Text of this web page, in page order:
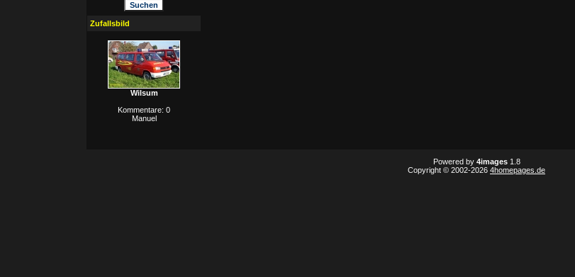
Zufallsbild
Wilsum
Kommentare: 0
Manuel
Powered by 4images1.8
Copyright © 2002-2026 4homepages.de